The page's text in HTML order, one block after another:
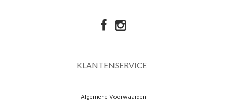
KLANTENSERVICE
Algemene Voorwaarden